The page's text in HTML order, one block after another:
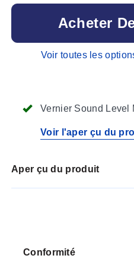
Vernier Sound Level
Voir l'aper çu du
Acheter
Voir toutes les
Aper çu du produit
Conformité